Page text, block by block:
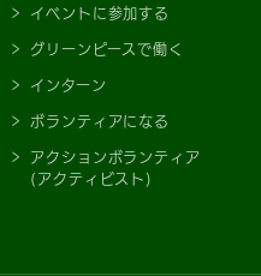
イベントに参加する
グリーンピースで働く
インターン
ボランティアになる
アクションボランティア
(アクティビスト)